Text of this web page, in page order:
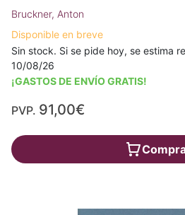
Bruckner, Anton
Disponible en breve
Sin stock. Si se pide hoy, se estima
10/08/26
¡GASTOS DE ENVÍO GRATIS!
PVP. 91,00€